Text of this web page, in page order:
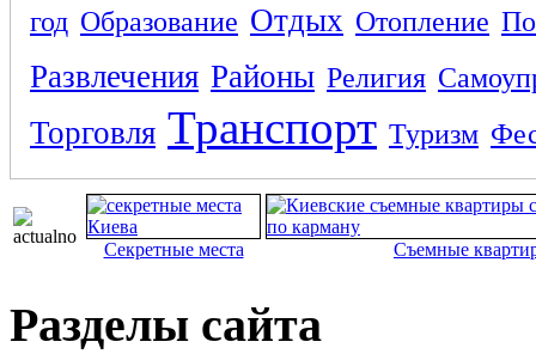
год Образование Отдых Отопление
Развлечения Районы Религия
Торговля Транспорт Туризм
Секретные места Съемные
Разделы сайта